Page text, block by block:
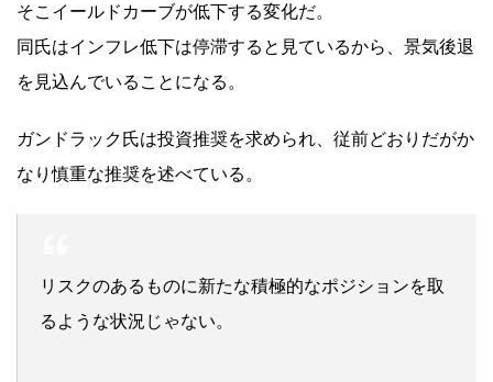
そこイールドカーブが低下する変化だ。
同氏はインフレ低下は停滞すると見ているから、景気後退
を見込んでいることになる。
ガンドラック氏は投資推奨を求められ、従前どおりだがか
なり慎重な推奨を述べている。
リスクのあるものに新たな積極的なポジションを取
るような状況じゃない。